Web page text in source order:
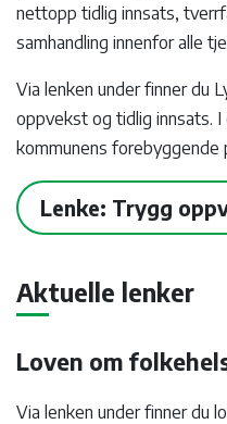
nettopp tidlig innsats,
samhandling innenfor alle
Via lenken under finner du
oppvekst og tidlig innsats.
kommunens forebyggende
Lenke: Trygg
Aktuelle lenker
Loven om
Via lenken under finner du